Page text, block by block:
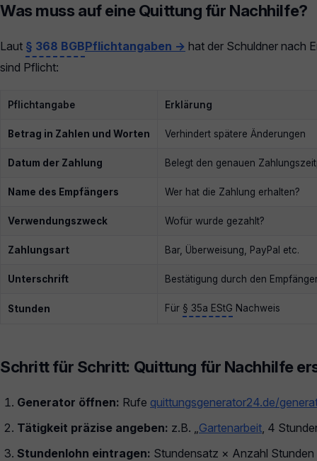
Was muss auf eine Quittung für Nachhilfe?
Laut § 368 BGBPflichtangaben → hat der Schuldner nach
sind Pflicht:
Pflichtangabe Erklärung
Betrag in Zahlen und Worten Verhindert spätere Änderungen
Datum der Zahlung Belegt den genauen
Name des Empfängers Wer hat die Zahlung erhalten?
Verwendungszweck Wofür wurde gezahlt?
Zahlungsart Bar, Überweisung, PayPal etc.
Unterschrift Bestätigung durch den
Stunden Für § 35a EStG Nachweis
Schritt für Schritt: Quittung für Nachhilfe
Generator öffnen: Rufe quittungsgenerator24.de/
Tätigkeit präzise angeben: z.B. „ Gartenarbeit , 4
Stundenlohn eintragen: Stundensatz × Anzahl